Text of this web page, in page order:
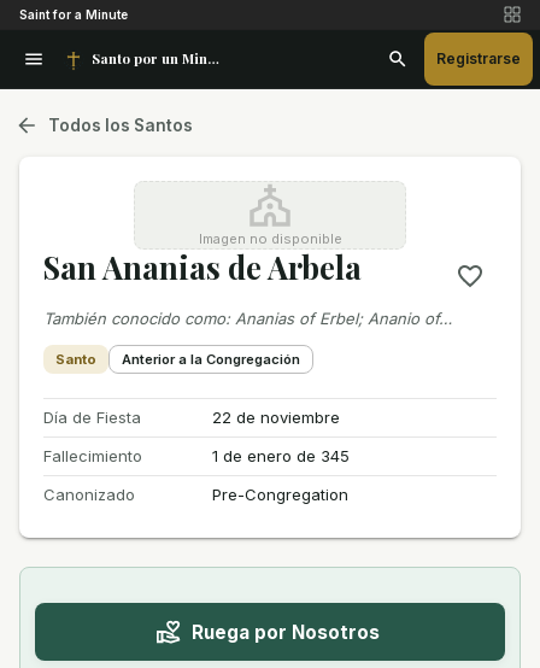
Saint for a Minute
Santo por un Minuto Registrarse
Todos los Santos
Imagen no disponible
San Ananias de Arbela
También conocido como: Ananias of Erbel; Ananio of…
Santo Anterior a la Congregación
Día de Fiesta
22 de noviembre
Fallecimiento
1 de enero de 345
Canonizado
Pre-Congregation
Ruega por Nosotros